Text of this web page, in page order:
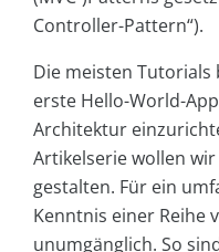
Controller-Pattern“).
Die meisten
erste Hello-World-
Architektur
Artikelserie wollen
gestalten. Für ein
Kenntnis einer Reihe
unumgänglich. So